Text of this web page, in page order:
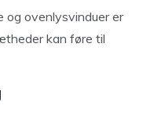
og ovenlysvinduer er
kan føre til